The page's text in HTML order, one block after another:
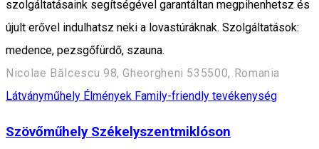
szolgáltatásaink segítségével garantáltan megpihenhetsz és
újult erővel indulhatsz neki a lovastúráknak. Szolgáltatások:
medence, pezsgőfürdő, szauna.
Nicolae Bălcescu 98, Gheorgheni 535500, Romania
Látványműhely Élmények Family-friendly tevékenység
Szövőműhely Székelyszentmiklóson